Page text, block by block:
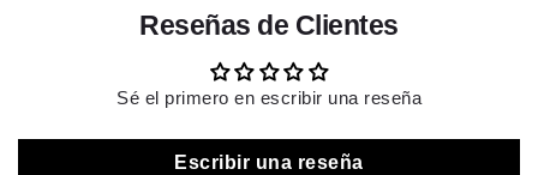
Reseñas de Clientes
Sé el primero en escribir una reseña
Escribir una reseña